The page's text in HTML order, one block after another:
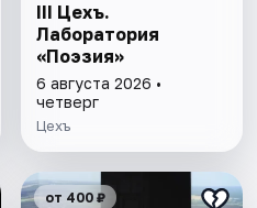
III Цехъ.
Лаборатория
«Поэзия»
6 августа 2026 •
четверг
Цехъ
от 400 ₽